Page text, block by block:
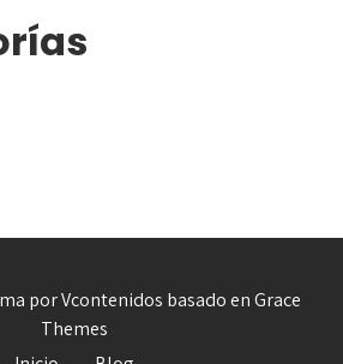
por Vcontenidos basado en Grace
Themes